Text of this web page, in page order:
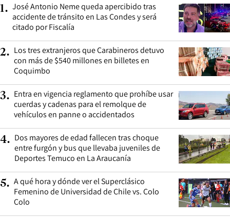
1. José Antonio Neme queda apercibido tras
accidente de tránsito en Las Condes y será
citado por Fiscalía
2. Los tres extranjeros que Carabineros detuvo
con más de $540 millones en billetes en
Coquimbo
3. Entra en vigencia reglamento que prohíbe usar
cuerdas y cadenas para el remolque de
vehículos en panne o accidentados
4. Dos mayores de edad fallecen tras choque
entre furgón y bus que llevaba juveniles de
Deportes Temuco en La Araucanía
5. A qué hora y dónde ver el Superclásico
Femenino de Universidad de Chile vs. Colo
Colo